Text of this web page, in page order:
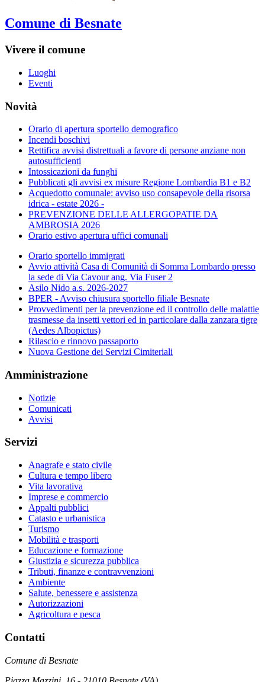
Comune di Besnate
Vivere il comune
Luoghi
Eventi
Novità
Orario di apertura sportello demografico
Incendi boschivi
Rettifica avvisi distrettuali a favore di persone anziane non
autosufficienti
Intossicazioni da funghi
Pubblicati gli avvisi ex misure Regione Lombardia B1 e B2
Acquedotto comunale: avviso uso consapevole della risorsa
idrica - estate 2026 -
PREVENZIONE DELLE ALLERGOPATIE DA
AMBROSIA 2026
Orario estivo apertura uffici comunali
Orario sportello immigrati
Avvio attività Casa di Comunità di Somma Lombardo presso
la sede di Via Cavour ang. Via Fuser 2
Asilo Nido a.s. 2026-2027
BPER - Avviso chiusura sportello filiale Besnate
Provvedimenti per la prevenzione ed il controllo delle malattie
trasmesse da insetti vettori ed in particolare dalla zanzara tigre
(Aedes Albopictus)
Rilascio e rinnovo passaporto
Nuova Gestione dei Servizi Cimiteriali
Amministrazione
Notizie
Comunicati
Avvisi
Servizi
Anagrafe e stato civile
Cultura e tempo libero
Vita lavorativa
Imprese e commercio
Appalti pubblici
Catasto e urbanistica
Turismo
Mobilità e trasporti
Educazione e formazione
Giustizia e sicurezza pubblica
Tributi, finanze e contravvenzioni
Ambiente
Salute, benessere e assistenza
Autorizzazioni
Agricoltura e pesca
Contatti
Comune di Besnate